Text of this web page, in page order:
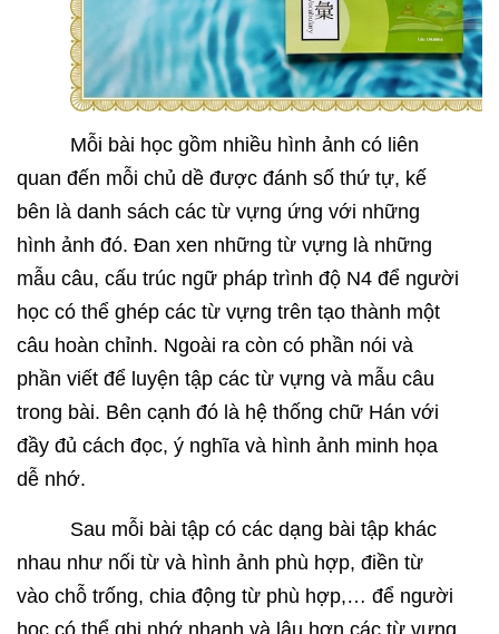
Mỗi bài học gồm nhiều hình ảnh có liên
quan đến mỗi chủ dề được đánh số thứ tự, kế
bên là danh sách các từ vựng ứng với những
hình ảnh đó. Đan xen những từ vựng là những
mẫu câu, cấu trúc ngữ pháp trình độ N4 để người
học có thể ghép các từ vựng trên tạo thành một
câu hoàn chỉnh. Ngoài ra còn có phần nói và
phần viết để luyện tập các từ vựng và mẫu câu
trong bài. Bên cạnh đó là hệ thống chữ Hán với
đầy đủ cách đọc, ý nghĩa và hình ảnh minh họa
dễ nhớ.
Sau mỗi bài tập có các dạng bài tập khác
nhau như nối từ và hình ảnh phù hợp, điền từ
vào chỗ trống, chia động từ phù hợp,… để người